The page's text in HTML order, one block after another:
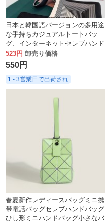
日本と韓国語バージョンの多用途
な手持ちカジュアルトートバッ
グ、インターネットセレブハンド
バッグ、レディースニットウール
バケットバッグ、ランチバッグ。
523円 卸売り価格
550円
1 - 3営業日で出荷され
春夏新作レディースバッグミニ携
帯電話バッグセレブハンドバッグ
ひし形ミニハンドバッグ小さなバ